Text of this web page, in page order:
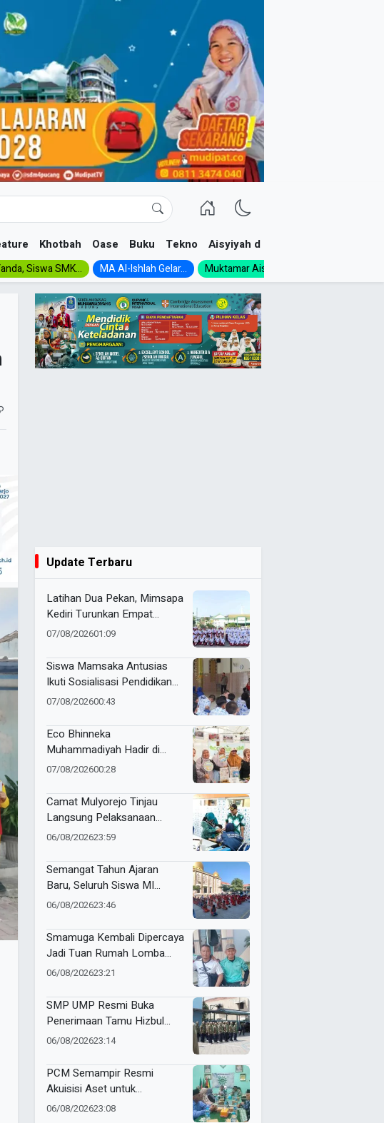
Khotbah Oase Buku Tekno Aisyiyah dan NA
Siswa SMK... MA Al-Ishlah Gelar... Muktamar Aisyiyah 1926:...
Update Terbaru
Latihan Dua Pekan, Mimsapa
Kediri Turunkan Empat
Peleton pada LBB HUT Ke-
07/08/202601:09
Siswa Mamsaka Antusias
Ikuti Sosialisasi Pendidikan
Lanjutan ke Luar Negeri
07/08/202600:43
Eco Bhinneka
Muhammadiyah Hadir di
Muktamar Nasyiatul Aisyiyah
07/08/202600:28
Camat Mulyorejo Tinjau
Langsung Pelaksanaan
Imunisasi BIAS MR dan HPV
Surabaya
06/08/202623:59
Semangat Tahun Ajaran
Baru, Seluruh Siswa MI
Muhammadiyah 5
Tapak Suci Perdana
06/08/202623:46
Smamuga Kembali Dipercaya
Jadi Tuan Rumah Lomba
Voli dan Futsal HUT RI Ke-81
06/08/202623:21
SMP UMP Resmi Buka
Penerimaan Tamu Hizbul
Wathan, Tema “Satu Qobilah,
06/08/202623:14
PCM Semampir Resmi
Akuisisi Aset untuk
Pengembangan Amal Usaha
06/08/202623:08